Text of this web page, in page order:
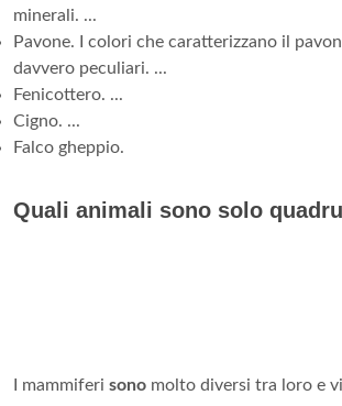
minerali. ...
Pavone. I colori che caratterizzano il
davvero peculiari. ...
Fenicottero. ...
Cigno. ...
Falco gheppio.
Quali animali sono solo
I mammiferi sono molto diversi tra loro e